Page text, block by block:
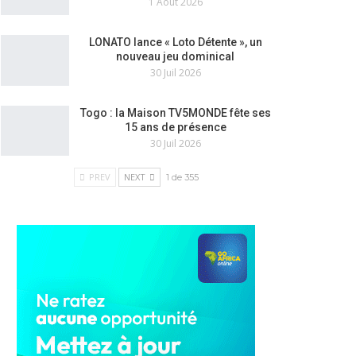
LONATO lance « Loto Détente », un
nouveau jeu dominical
30 Juil 2026
Togo : la Maison TV5MONDE fête ses
15 ans de présence
30 Juil 2026
PREV NEXT 1 de 355